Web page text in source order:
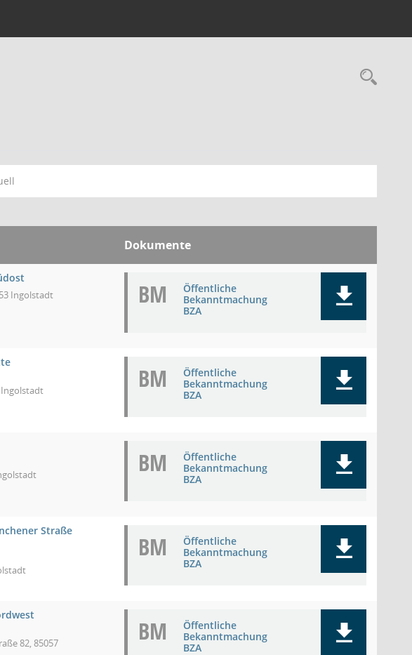
Dokumente
Ingolstadt BM
Öffentliche
Bekanntmachung
BZA
Ingolstadt
BM
Öffentliche
Bekanntmachung
BZA
BM
Öffentliche
Bekanntmachung
BZA
Straße
BM
Öffentliche
Bekanntmachung
BZA
82, 85057
BM
Öffentliche
Bekanntmachung
BZA